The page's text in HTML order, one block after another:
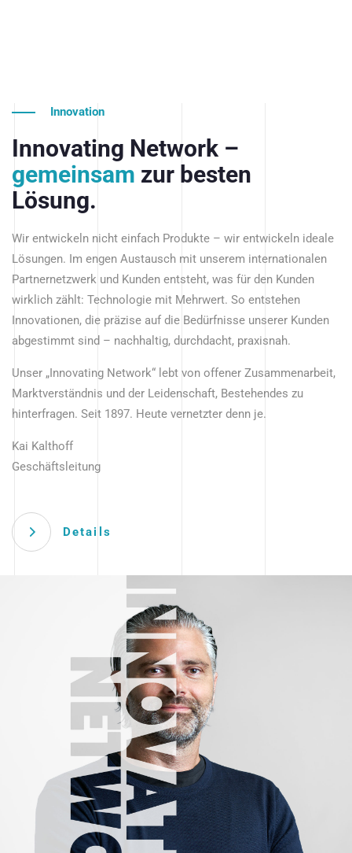
Innovation
Innovating Network –
gemeinsam zur besten
Lösung.
Wir entwickeln nicht einfach Produkte – wir entwickeln ideale
Lösungen. Im engen Austausch mit unserem internationalen
Partnernetzwerk und Kunden entsteht, was für den Kunden
wirklich zählt: Technologie mit Mehrwert. So entstehen
Innovationen, die präzise auf die Bedürfnisse unserer Kunden
abgestimmt sind – nachhaltig, durchdacht, praxisnah.
Unser „Innovating Network“ lebt von offener Zusammenarbeit,
Marktverständnis und der Leidenschaft, Bestehendes zu
hinterfragen. Seit 1897. Heute vernetzter denn je.
Kai Kalthoff
Geschäftsleitung
Details